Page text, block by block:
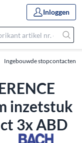
Inloggen
Ingebouwde stopcontacten
inzetstuk
3x ABD